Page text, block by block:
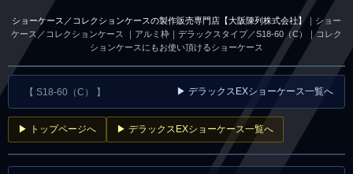
ショーケース／コレクションケースの製作販売専門店【大阪陳列株式会社】 ｜ショー
ケース／コレクションケース ｜アルミ枠｜デラックスタイプ／S18-60（C）｜コレク
ションケースにもお使い頂けるショーケース
【 S18-60（C） 】 ▶ デラックスEXショーケース一覧へ
▶ トップページへ ▶ デラックスEXショーケース一覧へ